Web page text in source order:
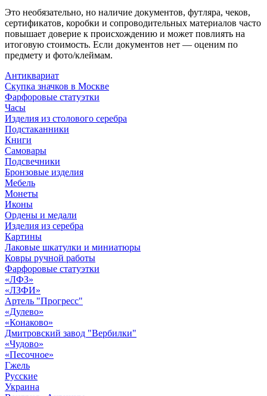
Это необязательно, но наличие документов, футляра, чеков,
сертификатов, коробки и сопроводительных материалов часто
повышает доверие к происхождению и может повлиять на
итоговую стоимость. Если документов нет — оценим по
предмету и фото/клеймам.
Антиквариат
Скупка значков в Москве
Фарфоровые статуэтки
Часы
Изделия из столового серебра
Подстаканники
Книги
Самовары
Подсвечники
Бронзовые изделия
Мебель
Монеты
Иконы
Ордены и медали
Изделия из серебра
Картины
Лаковые шкатулки и миниатюры
Ковры ручной работы
Фарфоровые статуэтки
«ЛФЗ»
«ЛЗФИ»
Артель "Прогресс"
«Дулево»
«Конаково»
Дмитровский завод "Вербилки"
«Чудово»
«Песочное»
Гжель
Русские
Украина